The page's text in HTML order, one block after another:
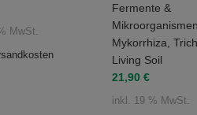
MwSt.
Fermente &
Mikroorganismen
Mykorrhiza
Living Soil
21,90 €
inkl. 19 % MwSt.